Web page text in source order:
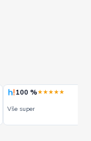
100 %★★★★★
PERFEKTNÍ KOMUNIKACE